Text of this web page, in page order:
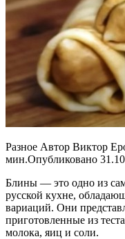
Разное Автор Виктор
мин.Опубликовано
Блины — это одно из
русской кухне,
вариаций. Они
приготовленные из
молока, яиц и соли.